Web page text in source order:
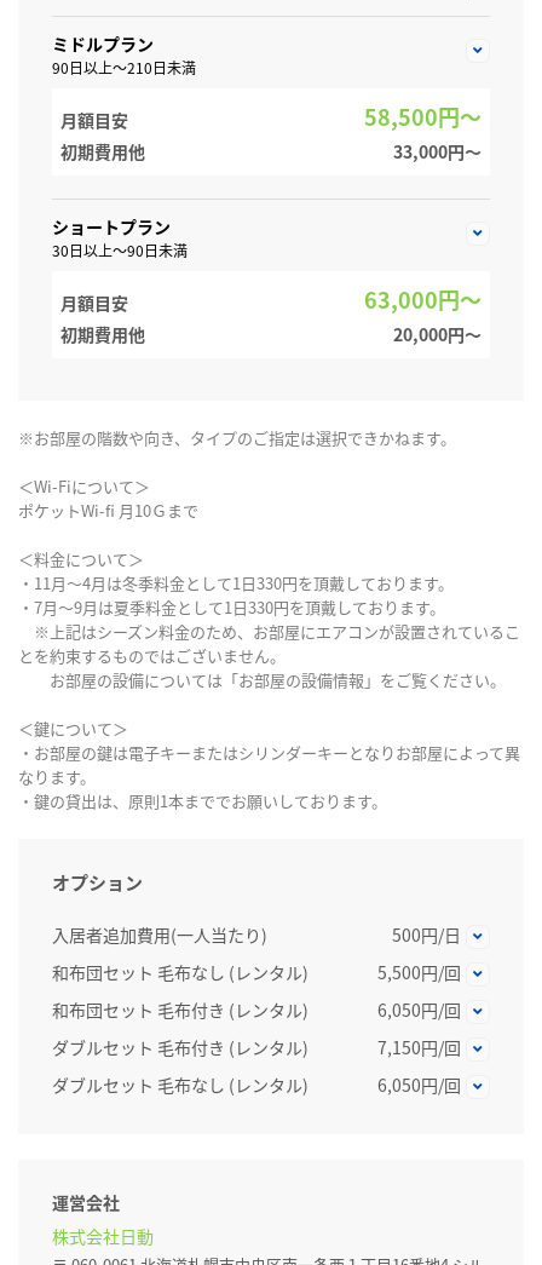
ミドルプラン
90日以上～210日未満
月額目安 58,500円～
初期費用他 33,000円〜
ショートプラン
30日以上～90日未満
月額目安 63,000円～
初期費用他 20,000円〜
※お部屋の階数や向き、タイプのご指定は選択できかねます。
＜Wi-Fiについて＞
ポケットWi-fi 月10Ｇまで
＜料金について＞
・11月～4月は冬季料金として1日330円を頂戴しております。
・7月～9月は夏季料金として1日330円を頂戴しております。
※上記はシーズン料金のため、お部屋にエアコンが設置されているこ
とを約束するものではございません。
お部屋の設備については「お部屋の設備情報」をご覧ください。
＜鍵について＞
・お部屋の鍵は電子キーまたはシリンダーキーとなりお部屋によって異
なります。
・鍵の貸出は、原則1本まででお願いしております。
オプション
入居者追加費用(一人当たり)
500円/日
和布団セット 毛布なし (レンタル)
5,500円/回
和布団セット 毛布付き (レンタル)
6,050円/回
ダブルセット 毛布付き (レンタル)
7,150円/回
ダブルセット 毛布なし (レンタル)
6,050円/回
運営会社
株式会社日動